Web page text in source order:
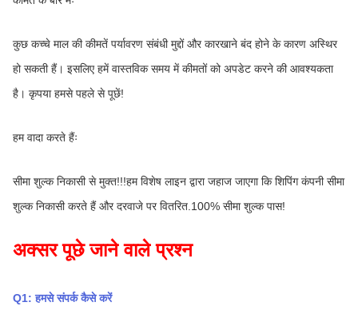
कुछ कच्चे माल की कीमतें पर्यावरण संबंधी मुद्दों और कारखाने बंद होने के कारण अस्थिर
हो सकती हैं। इसलिए हमें वास्तविक समय में कीमतों को अपडेट करने की आवश्यकता
है। कृपया हमसे पहले से पूछें!
हम वादा करते हैंः
सीमा शुल्क निकासी से मुक्त!!!हम विशेष लाइन द्वारा जहाज जाएगा कि शिपिंग कंपनी सीमा
शुल्क निकासी करते हैं और दरवाजे पर वितरित.100% सीमा शुल्क पास!
अक्सर पूछे जाने वाले प्रश्न
Q1: हमसे संपर्क कैसे करें